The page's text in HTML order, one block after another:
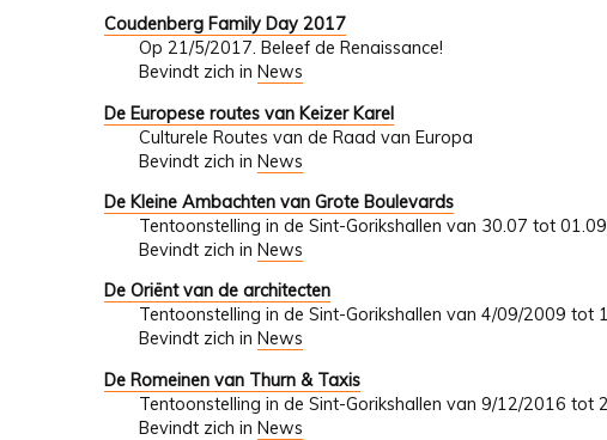
Coudenberg Family Day 2017
Op 21/5/2017. Beleef de Renaissance!
Bevindt zich in News
De Europese routes van Keizer Karel
Culturele Routes van de Raad van Europa
Bevindt zich in News
De Kleine Ambachten van Grote Boulevards
Tentoonstelling in de Sint-Gorikshallen van 30.07 tot
Bevindt zich in News
De Oriënt van de architecten
Tentoonstelling in de Sint-Gorikshallen van 4/09/2009 tot
Bevindt zich in News
De Romeinen van Thurn & Taxis
Tentoonstelling in de Sint-Gorikshallen van 9/12/2016 tot
Bevindt zich in News